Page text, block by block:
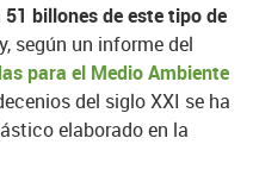
billones de este tipo de
según un informe del
para el Medio Ambiente
del siglo XXI se ha
elaborado en la